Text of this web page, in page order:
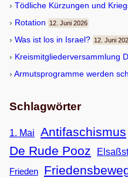
Töd­li­che Kür­zun­gen und
Rota­tion 12. Juni 2026
Was ist los in Israel? 12. Juni
Kreis­mit­glie­der­ver­samm­lung
Armuts­pro­gramme wer­den
Schlagwörter
1. Mai Antifaschismus
De Rude Pooz
Frieden